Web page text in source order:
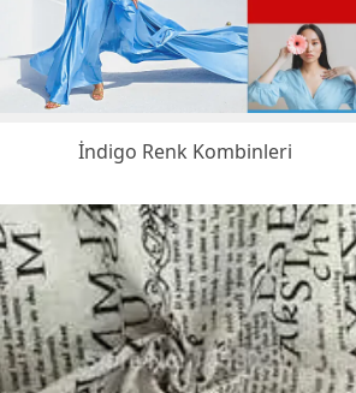
İndigo Renk Kombinleri